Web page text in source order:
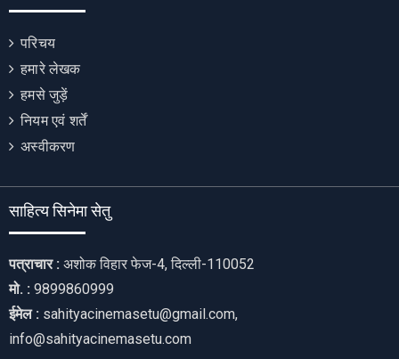
परिचय
हमारे लेखक
हमसे जुड़ें
नियम एवं शर्तें
अस्वीकरण
साहित्य सिनेमा सेतु
पत्राचार : अशोक विहार फेज-4, दिल्ली-110052
मो. : 9899860999
ईमेल : sahityacinemasetu@gmail.com,
info@sahityacinemasetu.com